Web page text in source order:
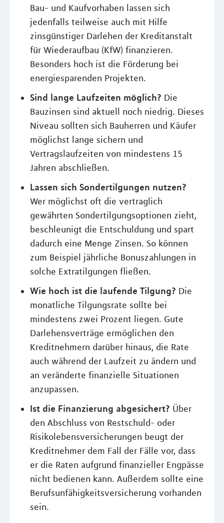
Bau- und Kaufvorhaben lassen sich
jedenfalls teilweise auch mit Hilfe
zinsgünstiger Darlehen der Kreditanstalt
für Wiederaufbau (KfW) finanzieren.
Besonders hoch ist die Förderung bei
energiesparenden Projekten.
Sind lange Laufzeiten möglich? Die
Bauzinsen sind aktuell noch niedrig. Dieses
Niveau sollten sich Bauherren und Käufer
möglichst lange sichern und
Vertragslaufzeiten von mindestens 15
Jahren abschließen.
Lassen sich Sondertilgungen nutzen?
Wer möglichst oft die vertraglich
gewährten Sondertilgungsoptionen zieht,
beschleunigt die Entschuldung und spart
dadurch eine Menge Zinsen. So können
zum Beispiel jährliche Bonuszahlungen in
solche Extratilgungen fließen.
Wie hoch ist die laufende Tilgung? Die
monatliche Tilgungsrate sollte bei
mindestens zwei Prozent liegen. Gute
Darlehensverträge ermöglichen den
Kreditnehmern darüber hinaus, die Rate
auch während der Laufzeit zu ändern und
an veränderte finanzielle Situationen
anzupassen.
Ist die Finanzierung abgesichert? Über
den Abschluss von Restschuld- oder
Risikolebensversicherungen beugt der
Kreditnehmer dem Fall der Fälle vor, dass
er die Raten aufgrund finanzieller Engpässe
nicht bedienen kann. Außerdem sollte eine
Berufsunfähigkeitsversicherung vorhanden
sein.